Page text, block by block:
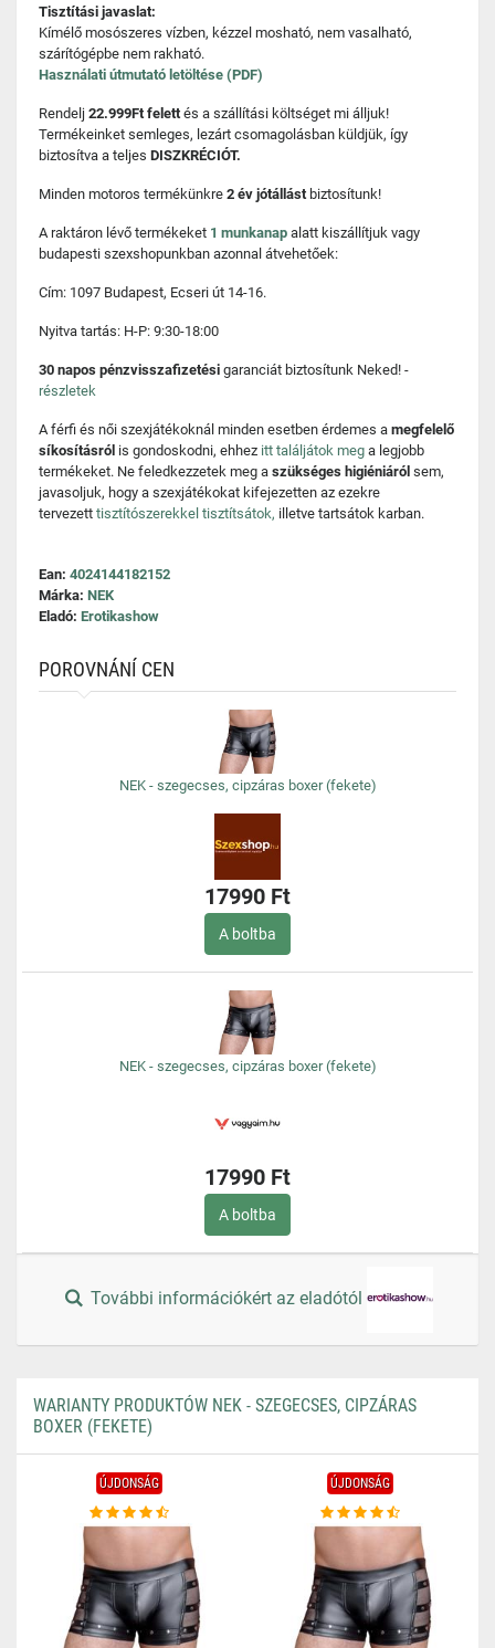
Tisztítási javaslat:
Kímélő mosószeres vízben, kézzel mosható, nem vasalható,
szárítógépbe nem rakható.
Használati útmutató letöltése (PDF)
Rendelj 22.999Ft felettés a szállítási költséget mi álljuk!
Termékeinket semleges, lezárt csomagolásban küldjük, így
biztosítva a teljes DISZKRÉCIÓT.
Minden motoros termékünkre 2 év jótállást biztosítunk!
A raktáron lévő termékeket 1 munkanap alatt kiszállítjuk vagy
budapesti szexshopunkban azonnal átvehetőek:
Cím: 1097 Budapest, Ecseri út 14-16.
Nyitva tartás: H-P: 9:30-18:00
30 napos pénzvisszafizetési garanciát biztosítunk Neked! -
részletek
A férfi és női szexjátékoknál minden esetben érdemes a megfelelő
síkosításról is gondoskodni, ehhez itt találjátok meg a legjobb
termékeket. Ne feledkezzetek meg a szükséges higiéniáról sem,
javasoljuk, hogy a szexjátékokat kifejezetten az ezekre
tervezett tisztítószerekkel tisztítsátok, illetve tartsátok karban.
Ean: 4024144182152
Márka: NEK
Eladó: Erotikashow
POROVNÁNÍ CEN
NEK - szegecses, cipzáras boxer (fekete)
17990 Ft
A boltba
NEK - szegecses, cipzáras boxer (fekete)
17990 Ft
A boltba
További információkért az eladótól
WARIANTY PRODUKTÓW NEK - SZEGECSES, CIPZÁRAS
BOXER (FEKETE)
ÚJDONSÁG ÚJDONSÁG